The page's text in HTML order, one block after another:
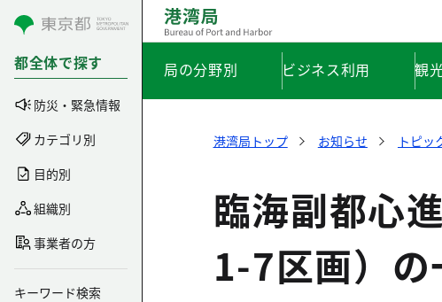
コンテンツにスキップ
都全体で探す
防災・緊急情報
カテゴリ別
目的別
組織別
事業者の方
キーワード検索
局の分野別 ビジネス利用 観
港湾局トップ お知らせ トピッ
臨海副都心
1-7区画）の